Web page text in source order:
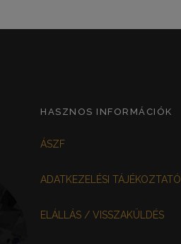
HASZNOS INFORMÁCIÓK
ÁSZF
ADATKEZELÉSI TÁJÉKOZTATÓ
ELÁLLÁS / VISSZAKÜLDÉS